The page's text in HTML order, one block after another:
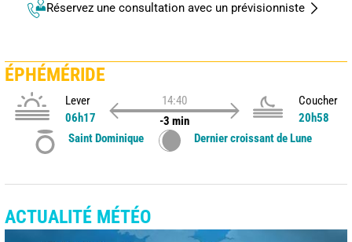
Réservez une consultation avec un prévisionniste
ÉPHÉMÉRIDE
Lever
06h17
14:40
-3 min
Coucher
20h58
Saint Dominique
Dernier croissant de Lune
ACTUALITÉ MÉTÉO